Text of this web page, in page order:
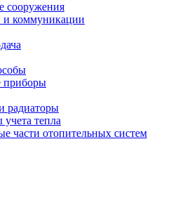
сооружения
и коммуникации
приборы
радиаторы
тепла
части отопительных систем